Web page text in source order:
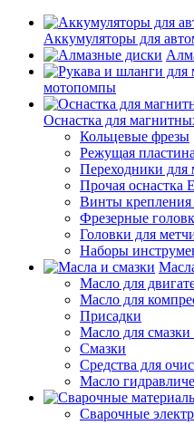
Аккумуляторы для
мотопомпы
Оснастка для
Кольцевые фрезы
Режущая
Переходники для
Прочая оснастка
Винты крепления
Фрезерные
Головки для
Наборы
Масло для
Масло для
Присадки
Масло для
Смазки
Средства для
Масло
Сварочные